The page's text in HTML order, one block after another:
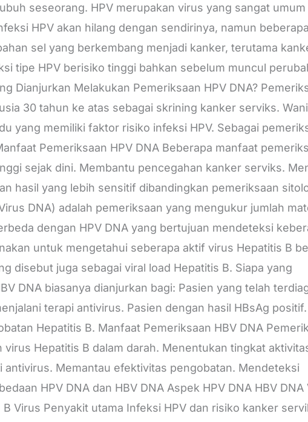
seseorang. HPV merupakan virus yang sangat
HPV akan hilang dengan sendirinya, namun
sel yang berkembang menjadi kanker, terutama
tipe HPV berisiko tinggi bahkan sebelum muncul
Dianjurkan Melakukan Pemeriksaan HPV DNA?
30 tahun ke atas sebagai skrining kanker serviks.
yang memiliki faktor risiko infeksi HPV. Sebagai
Pemeriksaan HPV DNA Beberapa manfaat
sejak dini. Membantu pencegahan kanker serviks.
hasil yang lebih sensitif dibandingkan pemeriksaan
DNA) adalah pemeriksaan yang mengukur jumlah
dengan HPV DNA yang bertujuan mendeteksi
untuk mengetahui seberapa aktif virus Hepatitis B
disebut juga sebagai viral load Hepatitis B. Siapa yang
DNA biasanya dianjurkan bagi: Pasien yang telah
terapi antivirus. Pasien dengan hasil HBsAg
Hepatitis B. Manfaat Pemeriksaan HBV DNA
Hepatitis B dalam darah. Menentukan tingkat
Memantau efektivitas pengobatan. Mendeteksi
HPV DNA dan HBV DNA Aspek HPV DNA HBV DNA
Virus Penyakit utama Infeksi HPV dan risiko kanker